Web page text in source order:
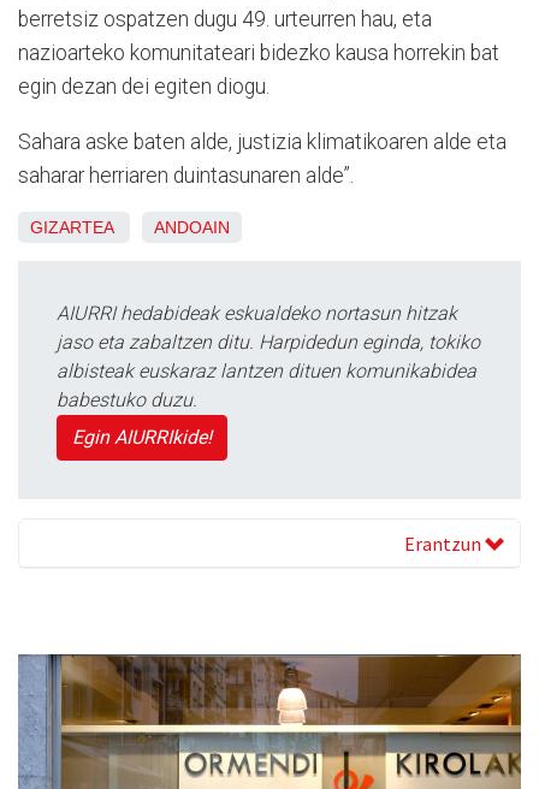
berretsiz ospatzen dugu 49. urteurren hau, eta
nazioarteko komunitateari bidezko kausa horrekin bat
egin dezan dei egiten diogu.
Sahara aske baten alde, justizia klimatikoaren alde eta
saharar herriaren duintasunaren alde”.
GIZARTEA ANDOAIN
AIURRI hedabideak eskualdeko nortasun hitzak
jaso eta zabaltzen ditu. Harpidedun eginda, tokiko
albisteak euskaraz lantzen dituen komunikabidea
babestuko duzu.
Egin AIURRIkide!
Erantzun